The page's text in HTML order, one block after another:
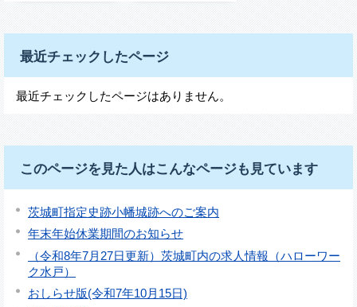
最近チェックしたページ
最近チェックしたページはありません。
このページを見た人はこんなページも見ています
茨城町指定史跡小幡城跡へのご案内
年末年始休業期間のお知らせ
（令和8年7月27日更新）茨城町内の求人情報（ハローワー
ク水戸）
おしらせ版(令和7年10月15日)